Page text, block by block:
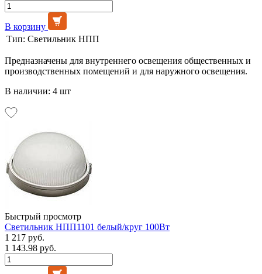
В корзину
Тип: Светильник НПП
Предназначены для внутреннего освещения общественных и
производственных помещений и для наружного освещения.
В наличии: 4 шт
Быстрый просмотр
Светильник НПП1101 белый/круг 100Вт
1 217 руб.
1 143.98 руб.